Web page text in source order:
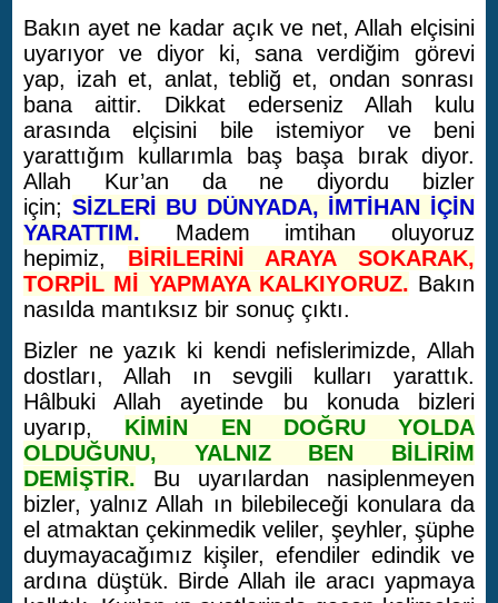
Bakın ayet ne kadar açık ve net, Allah elçisini
uyarıyor ve diyor ki, sana verdiğim görevi
yap, izah et, anlat, tebliğ et, ondan sonrası
bana aittir. Dikkat ederseniz Allah kulu
arasında elçisini bile istemiyor ve beni
yarattığım kullarımla baş başa bırak diyor.
Allah Kur’an da ne diyordu bizler
için; SİZLERİ BU DÜNYADA, İMTİHAN İÇİN
YARATTIM. Madem imtihan oluyoruz
hepimiz, BİRİLERİNİ ARAYA SOKARAK,
TORPİL Mİ YAPMAYA KALKIYORUZ. Bakın
nasılda mantıksız bir sonuç çıktı.
Bizler ne yazık ki kendi nefislerimizde, Allah
dostları, Allah ın sevgili kulları yarattık.
Hâlbuki Allah ayetinde bu konuda bizleri
uyarıp, KİMİN EN DOĞRU YOLDA
OLDUĞUNU, YALNIZ BEN BİLİRİM
DEMİŞTİR. Bu uyarılardan nasiplenmeyen
bizler, yalnız Allah ın bilebileceği konulara da
el atmaktan çekinmedik veliler, şeyhler, şüphe
duymayacağımız kişiler, efendiler edindik ve
ardına düştük. Birde Allah ile aracı yapmaya